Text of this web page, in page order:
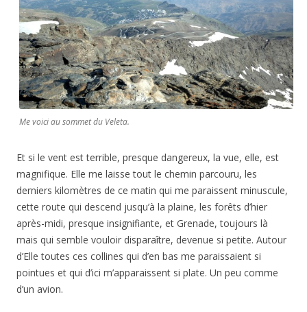
Me voici au sommet du Veleta.
Et si le vent est terrible, presque dangereux, la vue, elle, est
magnifique. Elle me laisse tout le chemin parcouru, les
derniers kilomètres de ce matin qui me paraissent minuscule,
cette route qui descend jusqu’à la plaine, les forêts d’hier
après-midi, presque insignifiante, et Grenade, toujours là
mais qui semble vouloir disparaître, devenue si petite. Autour
d’Elle toutes ces collines qui d’en bas me paraissaient si
pointues et qui d’ici m’apparaissent si plate. Un peu comme
d’un avion.